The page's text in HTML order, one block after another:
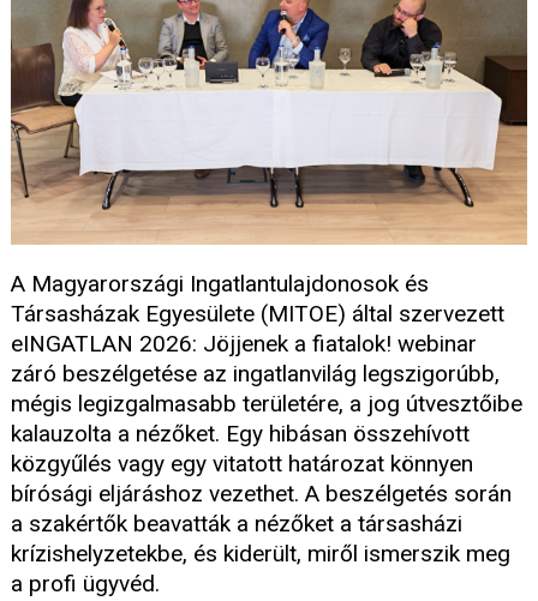
A Magyarországi Ingatlantulajdonosok és
Társasházak Egyesülete (MITOE) által szervezett
eINGATLAN 2026: Jöjjenek a fiatalok! webinar
záró beszélgetése az ingatlanvilág legszigorúbb,
mégis legizgalmasabb területére, a jog útvesztőibe
kalauzolta a nézőket. Egy hibásan összehívott
közgyűlés vagy egy vitatott határozat könnyen
bírósági eljáráshoz vezethet. A beszélgetés során
a szakértők beavatták a nézőket a társasházi
krízishelyzetekbe, és kiderült, miről ismerszik meg
a profi ügyvéd.